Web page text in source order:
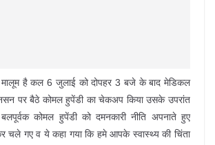
है कल 6 जुलाई को दोपहर 3 बजे के बाद मेडिकल
पर बैठे कोमल हुपेंडी का चेकअप किया उसके उपरांत
कोमल हुपेंडी को दमनकारी नीति अपनाते हुए
गए व ये कहा गया कि हमे आपके स्वास्थ्य की चिंता